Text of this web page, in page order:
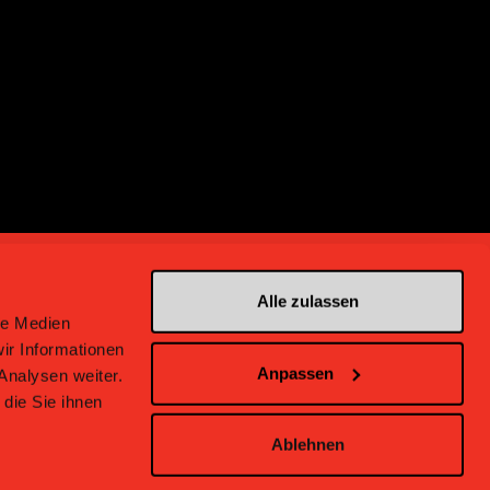
Medien
Informationen
weiter.
Sie ihnen
Alle zulassen
Anpassen
Ablehnen
bei Bern